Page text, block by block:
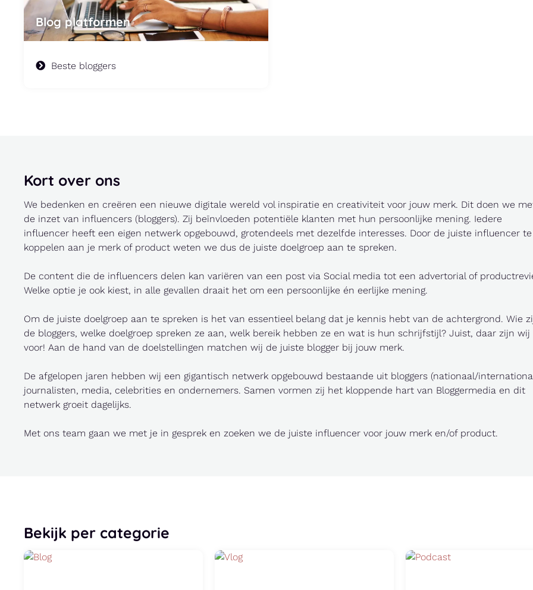
Blog platformen
Beste bloggers
Kort over ons
We bedenken en creëren een nieuwe digitale wereld vol inspiratie en creativiteit voor jouw merk. Dit doen we
de inzet van influencers (bloggers). Zij beïnvloeden potentiële klanten met hun persoonlijke mening. Iedere
influencer heeft een eigen netwerk opgebouwd, grotendeels met dezelfde interesses. Door de juiste influencer te
koppelen aan je merk of product weten we dus de juiste doelgroep aan te spreken.
De content die de influencers delen kan variëren van een post via Social media tot een advertorial of
Welke optie je ook kiest, in alle gevallen draait het om een persoonlijke én eerlijke mening.
Om de juiste doelgroep aan te spreken is het van essentieel belang dat je kennis hebt van de achtergrond. Wie
de bloggers, welke doelgroep spreken ze aan, welk bereik hebben ze en wat is hun schrijfstijl? Juist, daar zijn wij
voor! Aan de hand van de doelstellingen matchen wij de juiste blogger bij jouw merk.
De afgelopen jaren hebben wij een gigantisch netwerk opgebouwd bestaande uit bloggers (nationaal/
journalisten, media, celebrities en ondernemers. Samen vormen zij het kloppende hart van Bloggermedia en dit
netwerk groeit dagelijks.
Met ons team gaan we met je in gesprek en zoeken we de juiste influencer voor jouw merk en/of product.
Bekijk per categorie